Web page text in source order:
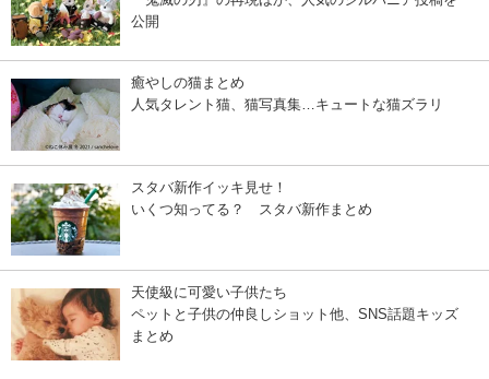
公開
癒やしの猫まとめ
人気タレント猫、猫写真集…キュートな猫ズラリ
スタバ新作イッキ見せ！
いくつ知ってる？ スタバ新作まとめ
天使級に可愛い子供たち
ペットと子供の仲良しショット他、SNS話題キッズ
まとめ